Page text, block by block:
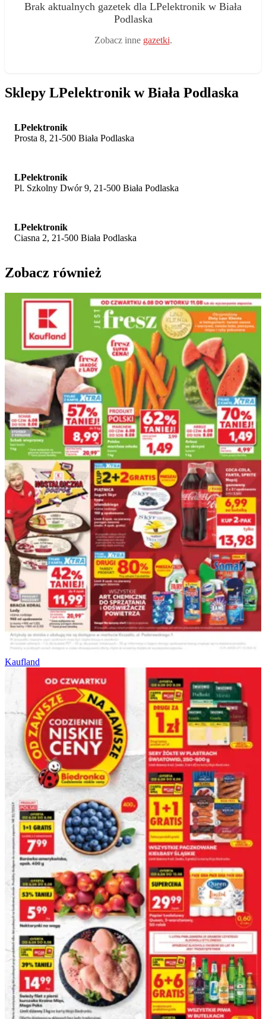
Brak aktualnych gazetek dla LPelektronik w Biała
Podlaska
Zobacz inne gazetki.
Sklepy LPelektronik w Biała Podlaska
LPelektronik
Prosta 8, 21-500 Biała Podlaska
LPelektronik
Pl. Szkolny Dwór 9, 21-500 Biała Podlaska
LPelektronik
Ciasna 2, 21-500 Biała Podlaska
Zobacz również
Kaufland